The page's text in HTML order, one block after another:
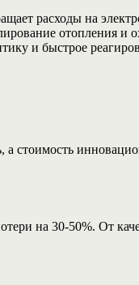
расходы на
отопления и
и быстрое
а стоимость
на 30-50%. От